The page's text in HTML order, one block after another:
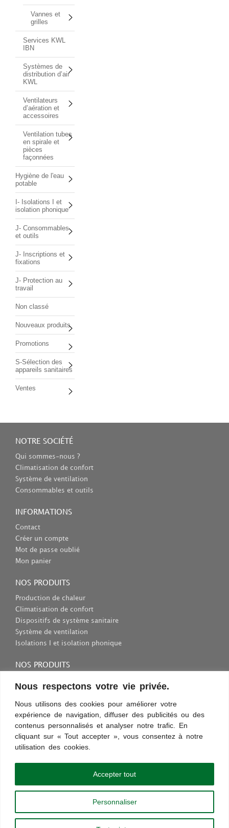
Nous respectons votre vie privée.
Nous utilisons des cookies pour améliorer votre
expérience de navigation, diffuser des publicités ou des
contenus personnalisés et analyser notre trafic. En
cliquant sur « Tout accepter », vous consentez à notre
utilisation des cookies.
Personnaliser
Accepter tout
Vannes et
grilles
Services KWL
IBN
Systèmes de
distribution d’air
KWL
Ventilateurs
d’aération et
accessoires
Ventilation tubes
en spirale et
pièces
façonnées
Hygiène de l'eau
potable
I- Isolations I et
isolation phonique
J- Consommables
et outils
J- Inscriptions et
fixations
J- Protection au
travail
Non classé
Nouveaux produits
Promotions
S-Sélection des
appareils sanitaires
Ventes
NOTRE SOCIÉTÉ
Qui sommes-nous ?
Climatisation de confort
Système de ventilation
Consommables et outils
INFORMATIONS
Contact
Créer un compte
Mot de passe oublié
Mon panier
NOS PRODUITS
Production de chaleur
Climatisation de confort
Dispositifs de système sanitaire
Système de ventilation
Isolations I et isolation phonique
NOS PRODUITS
Inscriptions et fixations
Protection au travail
Sélection des appareils sanitaires
Conditions d’utilisation
Paiement sécurisé